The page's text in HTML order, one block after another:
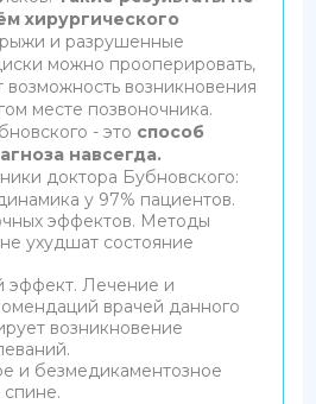
хирургического
и разрушенные
можно прооперировать,
возможность возникновения
месте позвоночника.
- это способ
навсегда.
доктора Бубновского:
у 97% пациентов.
эффектов. Методы
ухудшат состояние
эффект. Лечение и
врачей данного
возникновение
и безмедикаментозное